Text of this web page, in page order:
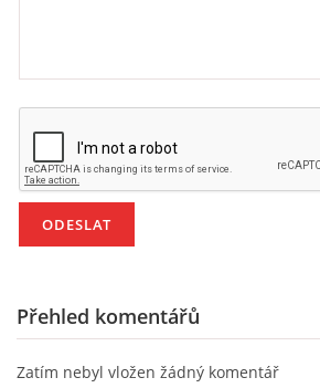
POHYBOVÉ AKTIVITY NA TÉMA JARO
PÍSNĚ K TÉMATU LÉTO
POHYBOVÉ AKTIVITY NA TÉMA LÉTO
Přehled komentářů
Zatím nebyl vložen žádný komentář